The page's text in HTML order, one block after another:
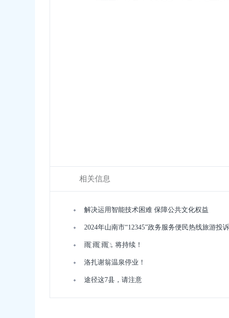
相关信息
解决运用智能技术困难 保障公共文化权益
2024年山南市“12345”政务服务便民热线旅游投
雨҈ 雨҈ 雨҈，将持续！
洛扎谢翁温泉停业！
途径这7县，请注意